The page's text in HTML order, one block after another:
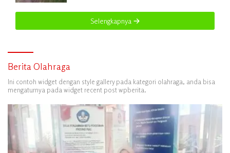
Selengkapnya
Berita Olahraga
Ini contoh widget dengan style gallery pada kategori olahraga, anda bisa
mengaturnya pada widget recent post wpberita.